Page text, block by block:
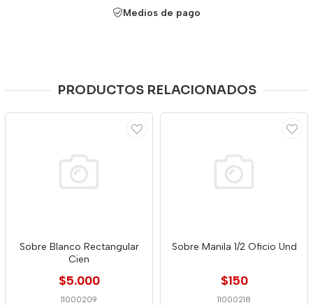
Medios de pago
PRODUCTOS RELACIONADOS
Sobre Blanco Rectangular
Cien
$5.000
11000209
Sobre Manila 1/2 Oficio Und
$150
11000218